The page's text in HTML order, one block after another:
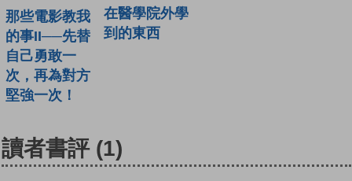
那些電影教我
的事II──先替
自己勇敢一
次，再為對方
堅強一次！
在醫學院外學
到的東西
讀者書評 (1)